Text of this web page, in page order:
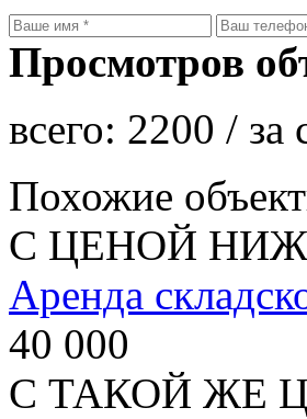
Просмотров
всего: 2200 / за
Похожие
С ЦЕНОЙ
Аренда
40 000
С ТАКОЙ ЖЕ